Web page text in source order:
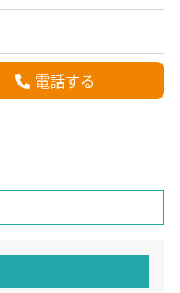
電話する